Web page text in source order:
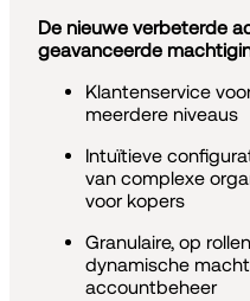
De nieuwe verbeterde
geavanceerde
Klantenservice
meerdere niveaus
Intuïtieve
van complexe
voor kopers
Granulaire, op
dynamische
accountbeheer